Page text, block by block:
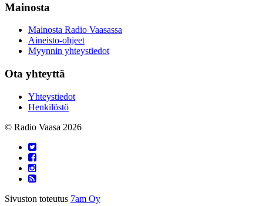
Mainosta
Mainosta Radio Vaasassa
Aineisto-ohjeet
Myynnin yhteystiedot
Ota yhteyttä
Yhteystiedot
Henkilöstö
© Radio Vaasa 2026
Sivuston toteutus 7am Oy